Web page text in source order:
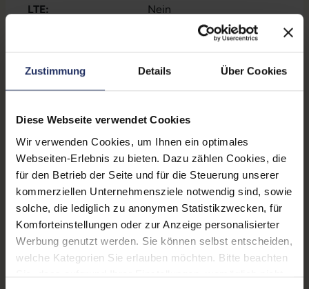
Zustimmung Details Über Cookies
Diese Webseite verwendet Cookies
Wir verwenden Cookies, um Ihnen ein optimales
Webseiten-Erlebnis zu bieten. Dazu zählen Cookies, die
für den Betrieb der Seite und für die Steuerung unserer
kommerziellen Unternehmensziele notwendig sind, sowie
solche, die lediglich zu anonymen Statistikzwecken, für
Komforteinstellungen oder zur Anzeige personalisierter
Werbung genutzt werden. Sie können selbst entscheiden,
welche Kategorien Sie erlauben möchten. Bitte beachten
Sie, dass aufgrund Ihrer Einstellungen, womöglich nicht
LTE: Nein
1920 x 1080 FHD
Tastaturlayout:
Deutsch (QWERTZ) mit
Fingerprintreader: Nein
Zustand: Gebraucht
Partnerprogramm: Ja
Datenspeicher: 500 GB SSD
Arbeitsspeicher: 16 GB DDR4
Prozessor:
Intel Core i5 8365U @ 1,6